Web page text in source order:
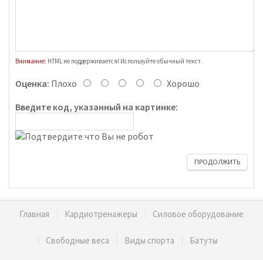
Внимание: HTML не поддерживается! Используйте обычный текст.
Оценка: Плохо
Хорошо
Введите код, указанный на картинке:
ПРОДОЛЖИТЬ
Главная Кардиотренажеры Силовое оборудование
Свободные веса Виды спорта Батуты